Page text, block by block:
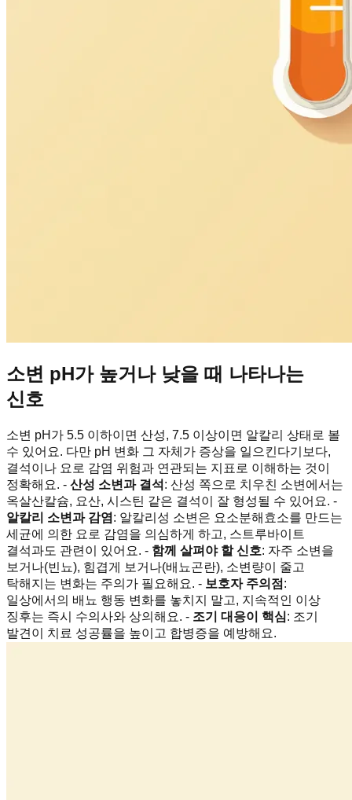
소변 pH가 높거나 낮을 때 나타나는
신호
소변 pH가 5.5 이하이면 산성, 7.5 이상이면 알칼리 상태로 볼
수 있어요. 다만 pH 변화 그 자체가 증상을 일으킨다기보다,
결석이나 요로 감염 위험과 연관되는 지표로 이해하는 것이
정확해요. - 산성 소변과 결석 : 산성 쪽으로 치우친 소변에서는
옥살산칼슘, 요산, 시스틴 같은 결석이 잘 형성될 수 있어요. -
알칼리 소변과 감염: 알칼리성 소변은 요소분해효소를 만드는
세균에 의한 요로 감염을 의심하게 하고, 스트루바이트
결석과도 관련이 있어요. - 함께 살펴야 할 신호: 자주 소변을
보거나(빈뇨), 힘겹게 보거나(배뇨곤란), 소변량이 줄고
탁해지는 변화는 주의가 필요해요. - 보호자 주의점 :
일상에서의 배뇨 행동 변화를 놓치지 말고, 지속적인 이상
징후는 즉시 수의사와 상의해요. - 조기 대응이 핵심: 조기
발견이 치료 성공률을 높이고 합병증을 예방해요.